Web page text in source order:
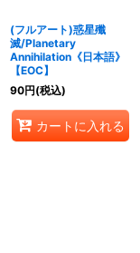
(フルアート)惑星殲
滅/Planetary
Annihilation《日本語》
【EOC】
90円(税込)
カートに入れる